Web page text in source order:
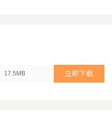
17.5MB 立即下载